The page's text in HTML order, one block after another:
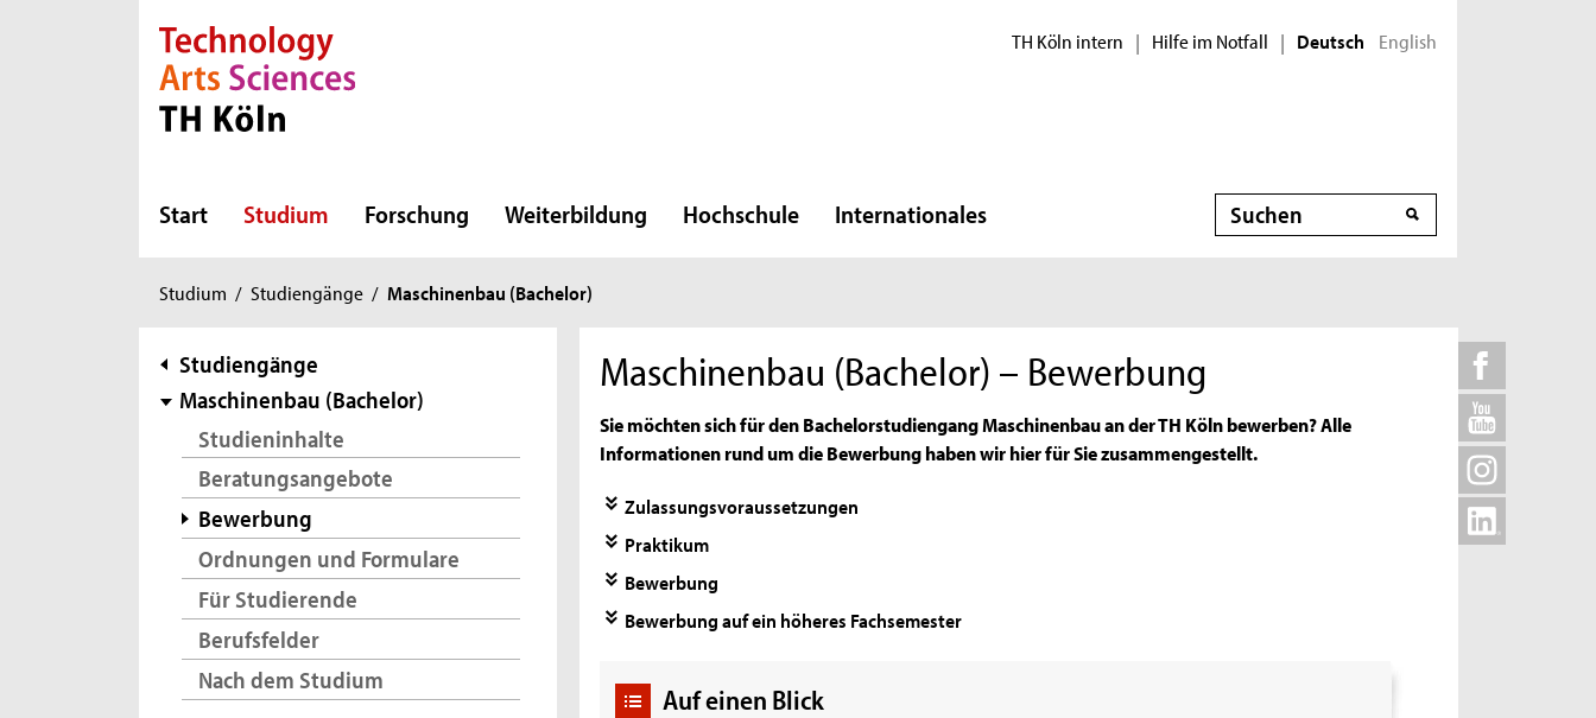
Direkt zur Hauptnavigation
Direkt zur Subnavigation
Direkt zum Inhalt
Direkt zum Fußbereich TH Köln intern | Hilfe im Notfall | Deutsch English
Start Studium Forschung Weiterbildung Hochschule Internationales Suche
Sie
hier:
Studium / Studiengänge / Maschinenbau (Bachelor)
Subnavigation
Studiengänge
Maschinenbau (Bachelor)
Studieninhalte
Beratungsangebote
Bewerbung
Ordnungen und Formulare
Für Studierende
Berufsfelder
Nach dem Studium
Maschinenbau (Bachelor) – Bewerbung
Sie möchten sich für den Bachelorstudiengang Maschinenbau an der TH Köln bewerben? Alle
Informationen rund um die Bewerbung haben wir hier für Sie zusammengestellt.
Zulassungsvoraussetzungen
Praktikum
Bewerbung
Bewerbung auf ein höheres Fachsemester
Auf einen Blick